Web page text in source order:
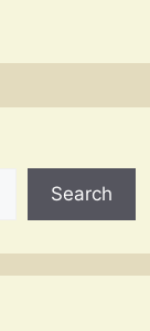
Search